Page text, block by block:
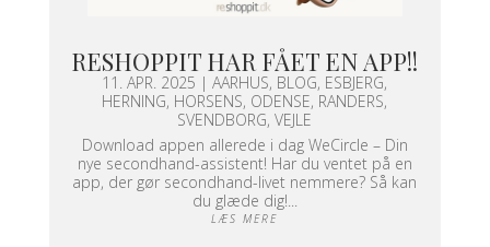
RESHOPPIT HAR FÅET EN APP!!
11. APR. 2025 |AARHUS, BLOG, ESBJERG,
HERNING, HORSENS, ODENSE, RANDERS,
SVENDBORG,VEJLE
Download appen allerede i dag WeCircle – Din
nye secondhand-assistent! Har du ventet på en
app, der gør secondhand-livet nemmere? Så kan
du glæde dig!...
LÆS MERE